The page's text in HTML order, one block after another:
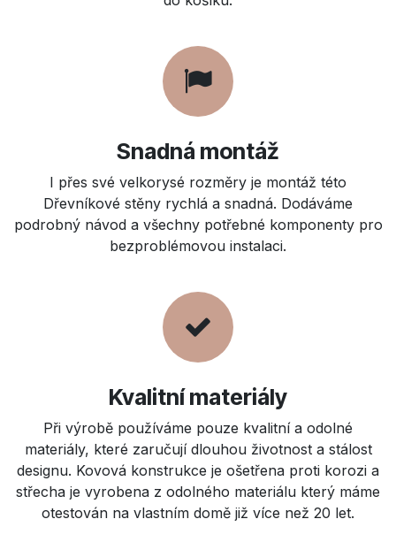
Snadná montáž
I přes své velkorysé rozměry je montáž této
Dřevníkové stěny rychlá a snadná. Dodáváme
podrobný návod a všechny potřebné komponenty pro
bezproblémovou instalaci.
Kvalitní materiály
Při výrobě používáme pouze kvalitní a odolné
materiály, které zaručují dlouhou životnost a stálost
designu. Kovová konstrukce je ošetřena proti korozi a
střecha je vyrobena z odolného materiálu který máme
otestován na vlastním domě již více než 20 let.